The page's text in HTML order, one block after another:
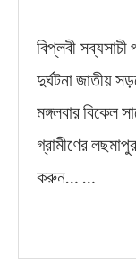
বিপ্লবী
দুর্ঘটনা জাতীয়
মঙ্গলবার বিকেল
গ্রামীণের
করুন… …